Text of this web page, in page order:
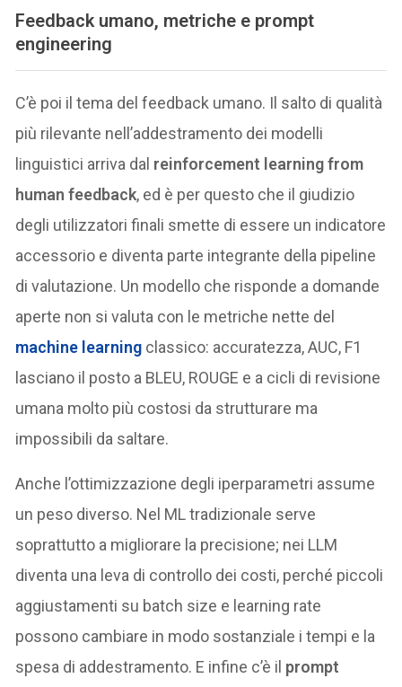
Feedback umano, metriche e prompt
engineering
C’è poi il tema del feedback umano. Il salto di qualità
più rilevante nell’addestramento dei modelli
linguistici arriva dal reinforcement learning from
human feedback, ed è per questo che il giudizio
degli utilizzatori finali smette di essere un indicatore
accessorio e diventa parte integrante della pipeline
di valutazione. Un modello che risponde a domande
aperte non si valuta con le metriche nette del
machine learning classico: accuratezza, AUC, F1
lasciano il posto a BLEU, ROUGE e a cicli di revisione
umana molto più costosi da strutturare ma
impossibili da saltare.
Anche l’ottimizzazione degli iperparametri assume
un peso diverso. Nel ML tradizionale serve
soprattutto a migliorare la precisione; nei LLM
diventa una leva di controllo dei costi, perché piccoli
aggiustamenti su batch size e learning rate
possono cambiare in modo sostanziale i tempi e la
spesa di addestramento. E infine c’è il prompt